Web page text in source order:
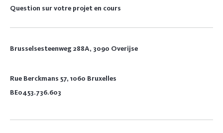
Question sur votre projet en cours
Brusselsesteenweg 288A, 3090 Overijse
Rue Berckmans 57, 1060 Bruxelles
BE0453.736.603